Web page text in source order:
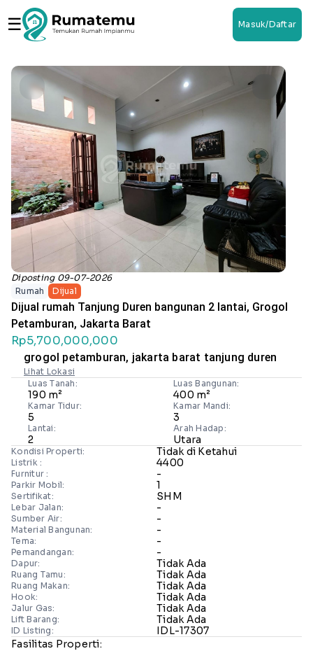
☰ Masuk/Daftar
Diposting 09-07-2026
Rumah
Dijual
Dijual rumah Tanjung Duren bangunan 2 lantai, Grogol
Petamburan, Jakarta Barat
Rp5,700,000,000
grogol petamburan, jakarta barat tanjung duren
Lihat Lokasi
Luas Tanah:
190 m²
Luas Bangunan:
400 m²
Kamar Tidur:
5
Kamar Mandi:
3
Lantai:
2
Arah Hadap:
Utara
Kondisi Properti: Tidak di Ketahui
Listrik : 4400
Furnitur : -
Parkir Mobil: 1
Sertifikat: SHM
Lebar Jalan: -
Sumber Air: -
Material Bangunan: -
Tema: -
Pemandangan: -
Dapur: Tidak Ada
Ruang Tamu: Tidak Ada
Ruang Makan: Tidak Ada
Hook: Tidak Ada
Jalur Gas: Tidak Ada
Lift Barang: Tidak Ada
ID Listing:
IDL-17307
Fasilitas Properti: